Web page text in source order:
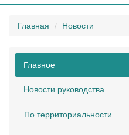
Главная Новости
Главное
Новости руководства
По территориальности